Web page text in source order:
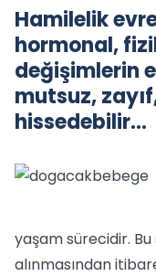
Hamilelik
hormonal,
değişimlerin
mutsuz,
hissedebilir...
yaşam sürecidir.
alınmasından